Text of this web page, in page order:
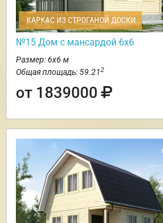
КАРКАС ИЗ СТРОГАНОЙ ДОСКИ
№15 Дом с мансардой 6х6
Размер: 6х6 м
Общая площадь: 59.212
от 1839000